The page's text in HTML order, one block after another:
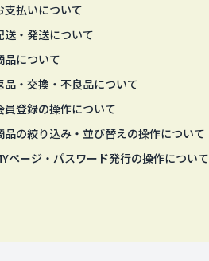
支払いについて
送・発送について
品について
品・交換・不良品について
員登録の操作について
品の絞り込み・並び替えの操作について
ページ・パスワード発行の操作について